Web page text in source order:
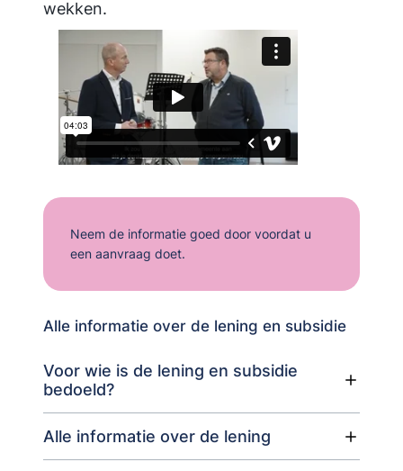
wekken.
Neem de informatie goed door voordat u
een aanvraag doet.
Alle informatie over de lening en subsidie
Voor wie is de lening en subsidie
bedoeld?
Alle informatie over de lening